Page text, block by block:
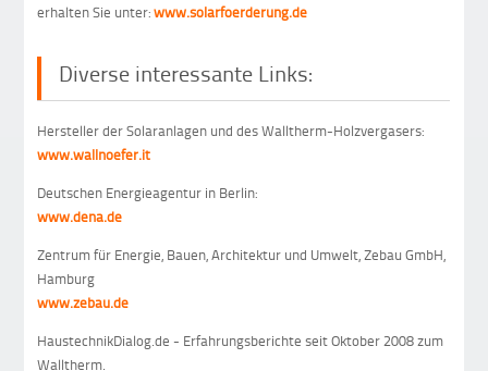
erhalten Sie unter:www.solarfoerderung.de
Diverse interessante Links:
Hersteller der Solaranlagen und des Walltherm-Holzvergasers:
www.wallnoefer.it
Deutschen Energieagentur in Berlin:
www.dena.de
Zentrum für Energie, Bauen, Architektur und Umwelt, Zebau GmbH,
Hamburg
www.zebau.de
HaustechnikDialog.de - Erfahrungsberichte seit Oktober 2008 zum
Walltherm.